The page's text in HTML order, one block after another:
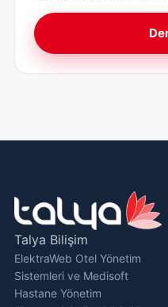
Talya Bilişim
ElektraWeb Otel Yönetim
Sistemleri ve Medisoft
Hastane Yönetim